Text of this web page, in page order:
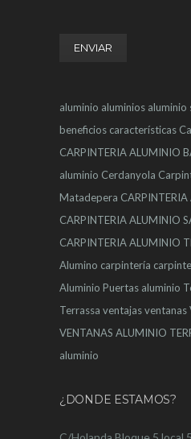
aluminio aluminios aluminio
beneficios características
CARPINTERIA ALUMINIO
aluminio Cerdanyola
Matadepera CARPINTERIA
CARPINTERIA ALUMINIO
CARPINTERIA ALUMINIO
Alumino carpintería
Aluminio Puertas aluminio
Terrassa ventajasventanas
VENTANAS ALUMINIO
aluminio
¿DONDE ESTAMOS?